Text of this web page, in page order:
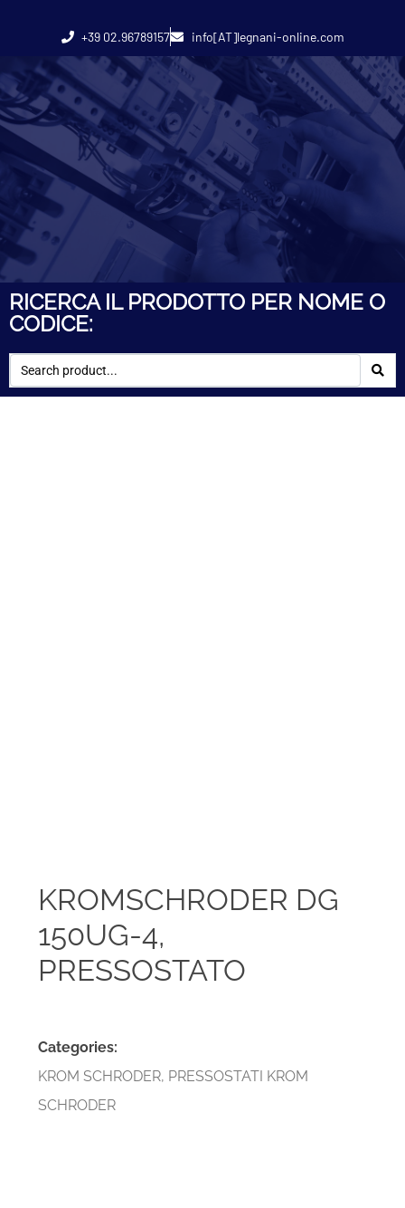
+39 02.96789157 info[AT]legnani-online.com
RICERCA IL PRODOTTO PER NOME O
CODICE:
KROMSCHRODER DG
150UG-4,
PRESSOSTATO
Categories:
KROM SCHRODER, PRESSOSTATI KROM
SCHRODER